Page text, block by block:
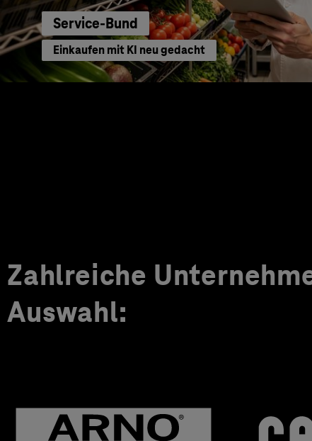
Service-Bund
Einkaufen mit KI neu gedacht
Zahlreiche
Auswahl: